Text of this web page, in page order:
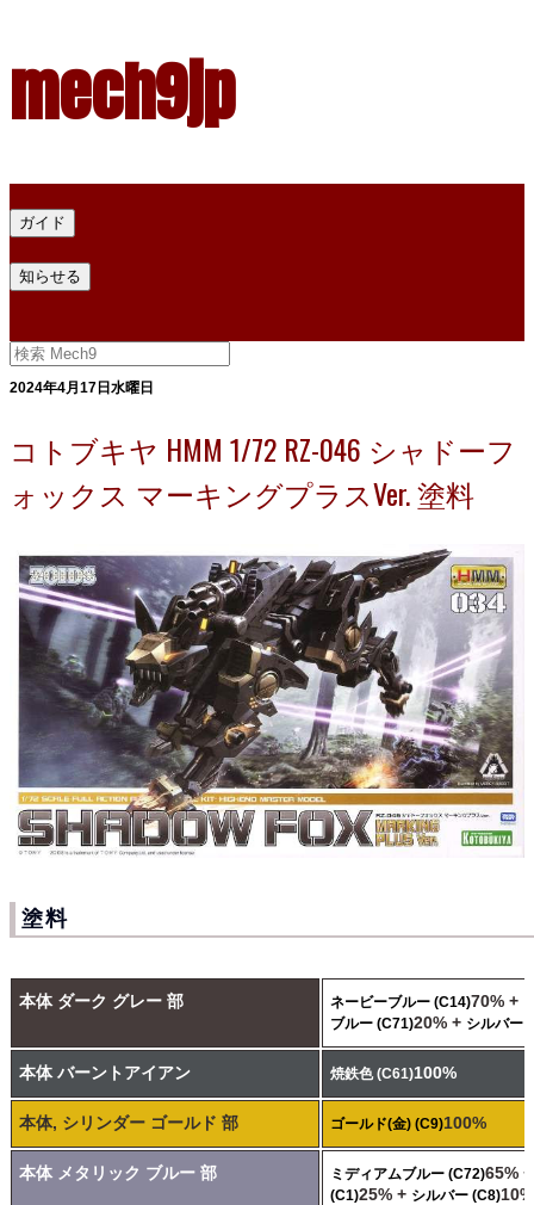
mech9jp
ガイド
知らせる
2024年4月17日水曜日
コトブキヤ HMM 1/72 RZ-046 シャドーフ
ォックス マーキングプラスVer. 塗料
塗料
本体 ダーク グレー 部 ネービーブルー (C14)70% +
ブルー (C71)20% + シルバー
本体 バーントアイアン 焼鉄色 (C61)100%
本体, シリンダー ゴールド 部 ゴールド(金) (C9)100%
本体 メタリック ブルー 部 ミディアムブルー (C72)65%
(C1)25% + シルバー (C8)10%